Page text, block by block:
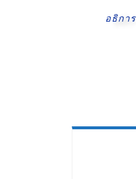
อธิกา